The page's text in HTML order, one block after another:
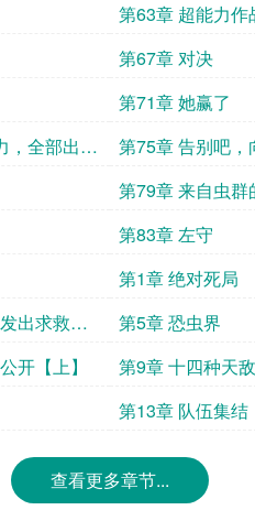
第63章 超能力作
第67章 对决
第71章 她赢了
，全部出
第75章 告别吧
第79章 来自虫群
第83章 左守
第1章 绝对死局
出求救的
第5章 恐虫界
开【上】 第9章 十四种天
第13章 队伍集结
查看更多章节...